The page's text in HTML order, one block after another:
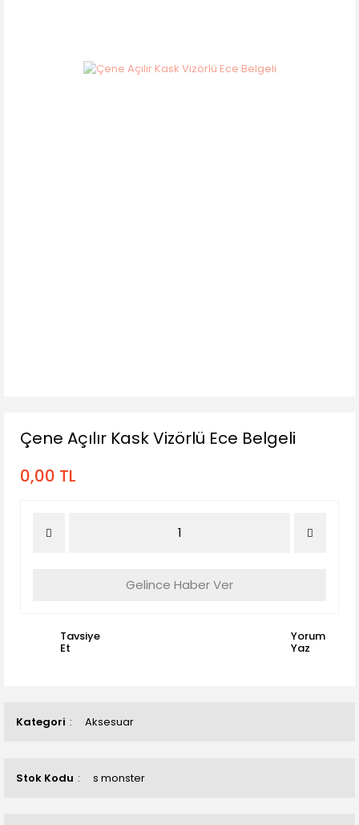
Kategori Aksesuar
Stok Kodu s monster
Çene Açılır Kask Vizörlü Ece Belgeli
0,00 TL
Gelince Haber Ver
Tavsiye
Et
Yorum
Yaz